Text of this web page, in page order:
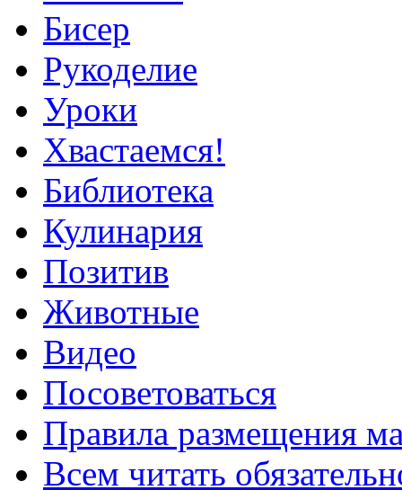
Бисер
Рукоделие
Уроки
Хвастаемся!
Библиотека
Кулинария
Позитив
Животные
Видео
Посоветоваться
Правила размещения
Всем читать